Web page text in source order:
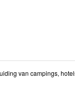
van campings,